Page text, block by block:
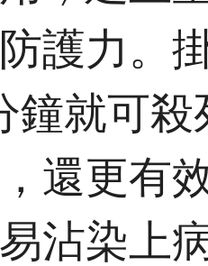
護力。
鐘就可
還更有
沾染上